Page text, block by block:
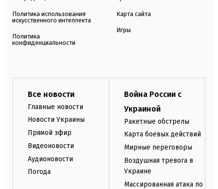
Политика использования
искусственного интеллекта
Политика
конфиденциальности
Карта сайта
Игры
Все новости
Главные новости
Новости Украины
Прямой эфир
Видеоновости
Аудионовости
Погода
Война России с
Украиной
Ракетные обстрелы
Карта боевых действий
Мирные переговоры
Воздушная тревога в
Украине
Массированная атака по